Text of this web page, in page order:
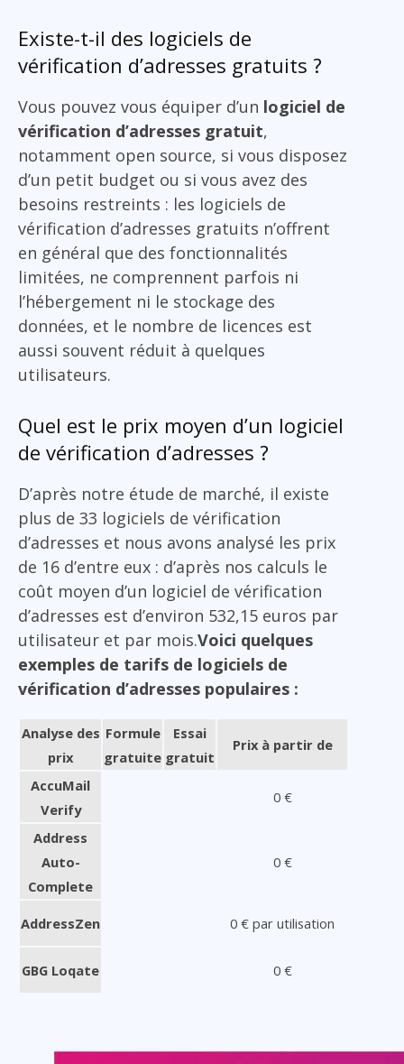
Existe-t-il des logiciels de
vérification d’adresses gratuits ?
Vous pouvez vous équiper d’un logiciel de
vérification d’adresses gratuit,
notamment open source, si vous disposez
d’un petit budget ou si vous avez des
besoins restreints : les logiciels de
vérification d’adresses gratuits n’offrent
en général que des fonctionnalités
limitées, ne comprennent parfois ni
l’hébergement ni le stockage des
données, et le nombre de licences est
aussi souvent réduit à quelques
utilisateurs.
Quel est le prix moyen d’un logiciel
de vérification d’adresses ?
D’après notre étude de marché, il existe
plus de 33 logiciels de vérification
d’adresses et nous avons analysé les prix
de 16 d’entre eux : d’après nos calculs le
coût moyen d’un logiciel de vérification
d’adresses est d’environ 532,15 euros par
utilisateur et par mois.Voici quelques
exemples de tarifs de logiciels de
vérification d’adresses populaires :
Analyse des
prix
Formule
gratuite
Essai
gratuit
Prix à partir de
AccuMail
Verify
0 €
Address
Auto-
Complete
0 €
AddressZen 0 € par utilisation
GBG Loqate 0 €